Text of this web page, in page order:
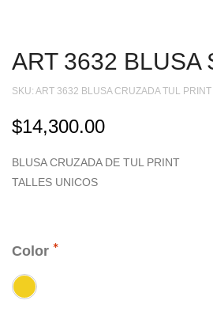
ART 3632 BLUSA
SKU: ART 3632 BLUSA CRUZADA TUL PRINT
$14,300.00
BLUSA CRUZADA DE TUL PRINT
TALLES UNICOS
Color